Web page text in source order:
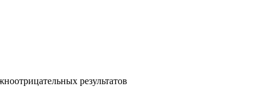
результатов